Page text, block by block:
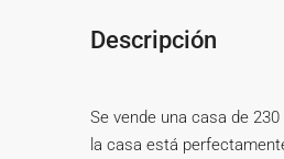
Descripción
Se vende una casa de
la casa está